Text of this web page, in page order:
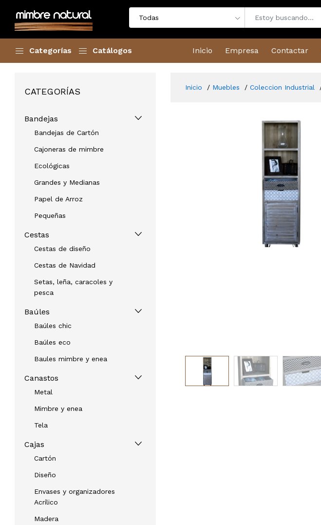
Categorías Catálogos Inicio Empresa Contactar
CATEGORÍAS
Bandejas
Bandejas de Cartón
Cajoneras de mimbre
Ecológicas
Grandes y Medianas
Papel de Arroz
Pequeñas
Cestas
Cestas de diseño
Cestas de Navidad
Setas, leña, caracoles y
pesca
Baúles
Baúles chic
Baúles eco
Baules mimbre y enea
Canastos
Metal
Mimbre y enea
Tela
Cajas
Cartón
Diseño
Envases y organizadores
Acrílico
Madera
Inicio Muebles Coleccion Industrial